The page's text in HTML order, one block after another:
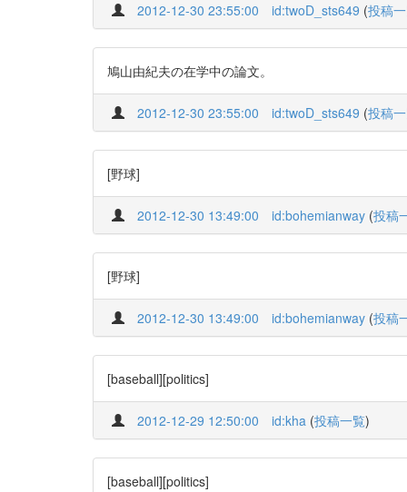
2012-12-30 23:55:00 id:twoD_sts649 (投稿
鳩山由紀夫の在学中の論文。
2012-12-30 23:55:00 id:twoD_sts649 (投稿
[野球]
2012-12-30 13:49:00 id:bohemianway (投稿
[野球]
2012-12-30 13:49:00 id:bohemianway (投稿
[baseball][politics]
2012-12-29 12:50:00 id:kha (投稿一覧)
[baseball][politics]